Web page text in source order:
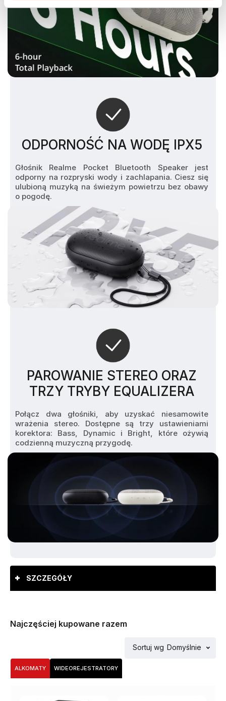
ODPORNOŚĆ NA WODĘ IPX5
Głośnik Realme Pocket Bluetooth Speaker jest
odporny na rozpryski wody i zachlapania. Ciesz się
ulubioną muzyką na świeżym powietrzu bez obawy
o pogodę.
PAROWANIE STEREO ORAZ
TRZY TRYBY EQUALIZERA
Połącz dwa głośniki, aby uzyskać niesamowite
wrażenia stereo. Dostępne są trzy ustawieniami
korektora: Bass, Dynamic i Bright, które ożywią
codzienną muzyczną przygodę.
SZCZEGÓŁY
Najczęściej kupowane razem
ALKOMATY WIDEOREJESTRATORY
Sortuj wg Domyślnie